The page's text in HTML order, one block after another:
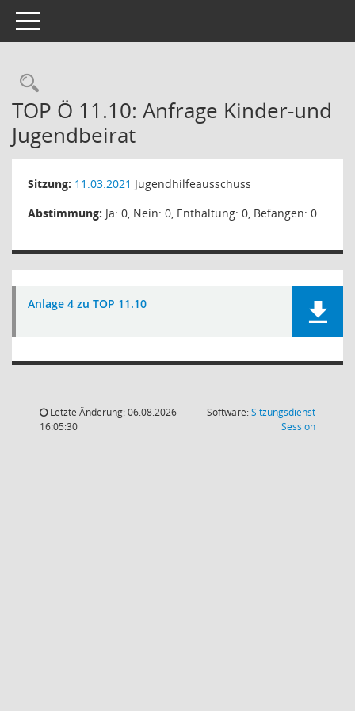
Toggle navigation
Rechercheauswahl
TOP Ö 11.10: Anfrage Kinder-und
Jugendbeirat
Sitzung: 11.03.2021 Jugendhilfeausschuss
Abstimmung: Ja: 0, Nein: 0, Enthaltung: 0, Befangen: 0
Anlage 4 zu TOP 11.10
Letzte Änderung: 06.08.2026
16:05:30
Software:Sitzungsdienst
Session(Wird in